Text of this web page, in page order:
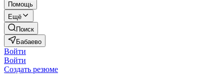
Помощь
Ещё
Поиск
Бабаево
Войти
Войти
Создать резюме